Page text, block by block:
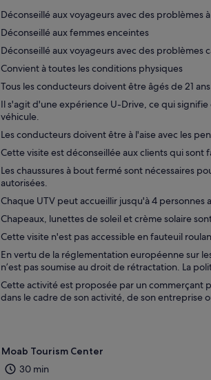
Déconseillé aux voyageurs avec des problèmes
Déconseillé aux femmes enceintes
Déconseillé aux voyageurs avec des problèmes
Convient à toutes les conditions physiques
Tous les conducteurs doivent être âgés de 21
Il s'agit d'une expérience U-Drive, ce qui
véhicule.
Les conducteurs doivent être à l'aise avec les
Cette visite est déconseillée aux clients qui sont
Les chaussures à bout fermé sont nécessaires
autorisées.
Chaque UTV peut accueillir jusqu'à 4
Chapeaux, lunettes de soleil et crème solaire
Cette visite n'est pas accessible en fauteuil
En vertu de la réglementation européenne sur
n’est pas soumise au droit de rétractation. La
Cette activité est proposée par un commerçant
dans le cadre de son activité, de son entreprise
Moab Tourism Center
30 min